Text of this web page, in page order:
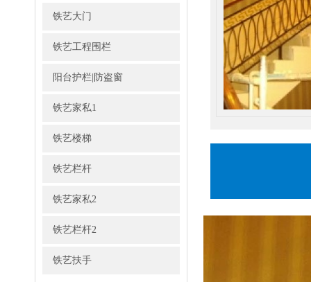
铁艺大门
铁艺工程围栏
阳台护栏|防盗窗
铁艺家私1
铁艺楼梯
铁艺栏杆
铁艺家私2
铁艺栏杆2
铁艺扶手